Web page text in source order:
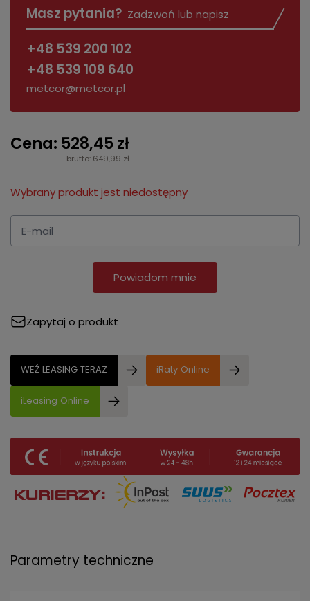
Masz pytania? Zadzwoń lub napisz
+48 539 200 102
+48 539 109 640
metcor@metcor.pl
Cena: 528,45 zł
brutto: 649,99 zł
Wybrany produkt jest niedostępny
Powiadom mnie
Zapytaj o produkt
WEŹ LEASING TERAZ iRaty Online
iLeasing Online
Parametry techniczne